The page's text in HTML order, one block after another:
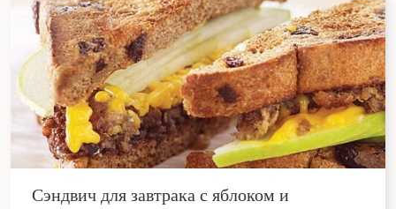
Сэндвич для завтрака с яблоком и